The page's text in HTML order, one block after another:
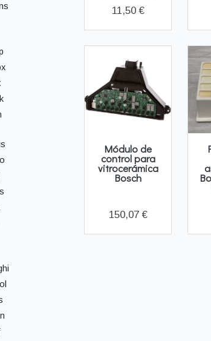
11,50 €
Módulo de
control para
vitrocerámica
Bosch
150,07 €